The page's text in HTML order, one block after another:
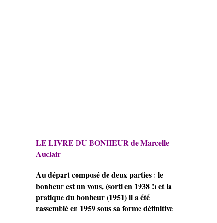
LE LIVRE DU BONHEUR de Marcelle
Auclair
Au départ composé de deux parties : le
bonheur est un vous, (sorti en 1938 !) et la
pratique du bonheur (1951) il a été
rassemblé en 1959 sous sa forme définitive